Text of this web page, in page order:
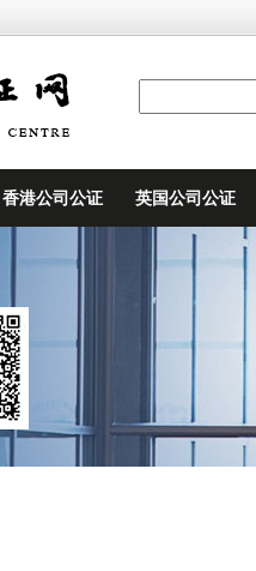
香港公司公证 英国公司公证